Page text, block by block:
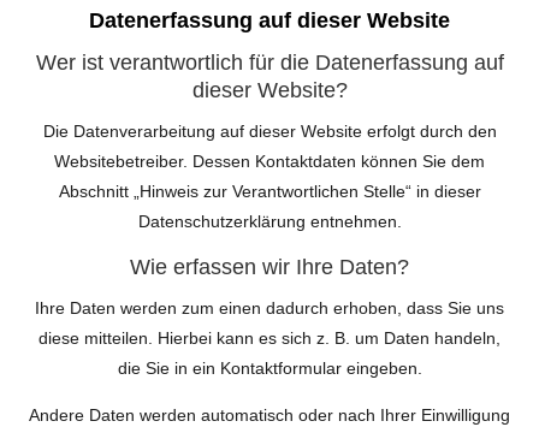
Datenerfassung auf dieser Website
Wer ist verantwortlich für die Datenerfassung auf
dieser Website?
Die Datenverarbeitung auf dieser Website erfolgt durch den
Websitebetreiber. Dessen Kontaktdaten können Sie dem
Abschnitt „Hinweis zur Verantwortlichen Stelle“ in dieser
Datenschutzerklärung entnehmen.
Wie erfassen wir Ihre Daten?
Ihre Daten werden zum einen dadurch erhoben, dass Sie uns
diese mitteilen. Hierbei kann es sich z. B. um Daten handeln,
die Sie in ein Kontaktformular eingeben.
Andere Daten werden automatisch oder nach Ihrer Einwilligung